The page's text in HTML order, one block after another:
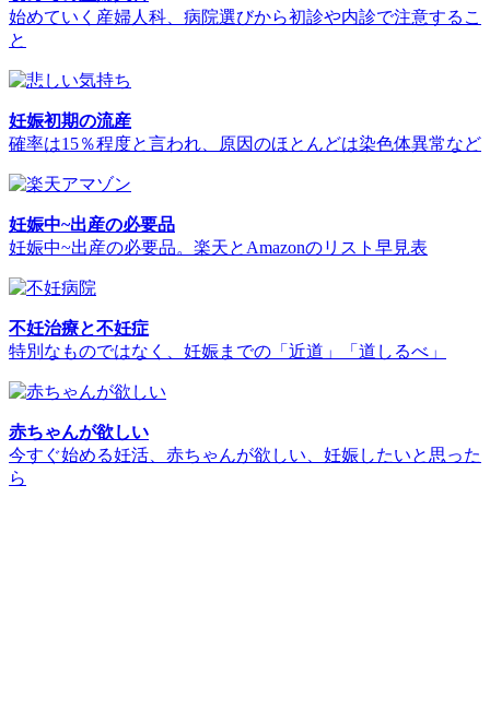
始めていく産婦人科、病院選びから初診や内診で注意するこ
と
妊娠初期の流産
確率は15％程度と言われ、原因のほとんどは染色体異常など
妊娠中~出産の必要品
妊娠中~出産の必要品。楽天とAmazonのリスト早見表
不妊治療と不妊症
特別なものではなく、妊娠までの「近道」「道しるべ」
赤ちゃんが欲しい
今すぐ始める妊活、赤ちゃんが欲しい、妊娠したいと思った
ら